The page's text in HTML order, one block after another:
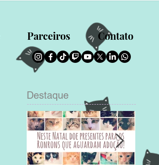
Parceiros Contato
Destaque